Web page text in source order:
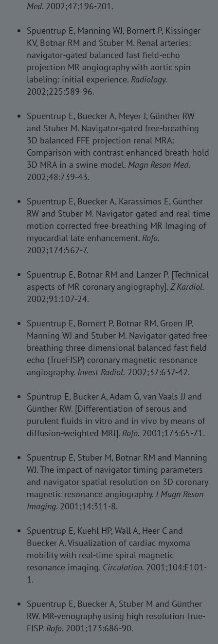
Med. 2002;47:196-201.
Spuentrup E, Manning WJ, Börnert P, Kissinger
KV, Botnar RM and Stuber M. Renal arteries:
navigator-gated balanced fast field-echo
projection MR angiography with aortic spin
labeling: initial experience. Radiology.
2002;225:589-96.
Spuentrup E, Buecker A, Meyer J, Günther RW
and Stuber M. Navigator-gated free-breathing
3D balanced FFE projection renal MRA:
Comparison with contrast-enhanced breath-hold
3D MRA in a swine model. Magn Reson Med.
2002;48:739-43.
Spuentrup E, Buecker A, Karassimos E, Günther
RW and Stuber M. Navigator-gated and real-time
motion corrected free-breathing MR Imaging of
myocardial late enhancement. Rofo.
2002;174:562-7.
Spuentrup E, Botnar RM and Lanzer P. [Technical
aspects of MR coronary angiography]. Z Kardiol.
2002;91:107-24.
Spuentrup E, Bornert P, Botnar RM, Groen JP,
Manning WJ and Stuber M. Navigator-gated free-
breathing three-dimensional balanced fast field
echo (TrueFISP) coronary magnetic resonance
angiography. Invest Radiol. 2002;37:637-42.
Spüntrup E, Bücker A, Adam G, van Vaals JJ and
Günther RW. [Differentiation of serous and
purulent fluids in vitro and in vivo by means of
diffusion-weighted MRI]. Rofo. 2001;173:65-71.
Spuentrup E, Stuber M, Botnar RM and Manning
WJ. The impact of navigator timing parameters
and navigator spatial resolution on 3D coronary
magnetic resonance angiography.J Magn Reson
Imaging. 2001;14:311-8.
Spuentrup E, Kuehl HP, Wall A, Heer C and
Buecker A. Visualization of cardiac myxoma
mobility with real-time spiral magnetic
resonance imaging. Circulation. 2001;104:E101-
1.
Spuentrup E, Buecker A, Stuber M and Günther
RW. MR-venography using high resolution True-
FISP. Rofo. 2001;173:686-90.